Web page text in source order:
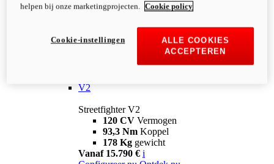
V2
Streetfighter V2
120 CV Vermogen
93,3 Nm Koppel
178 Kg gewicht
Vanaf 15.790 € i
helpen bij onze marketingprojecten.
Cookie policy
ALLE COOKIES
ACCEPTEREN
Cookie-instellingen